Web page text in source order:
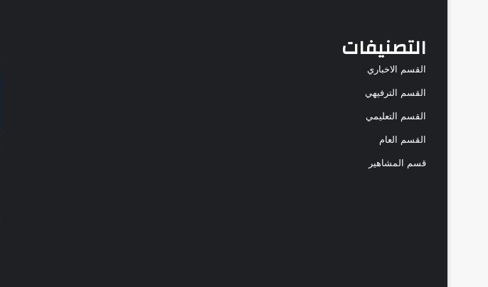
التصنيفات
القسم الاخباري
القسم الترفيهي
القسم التعليمي
القسم العام
قسم المشاهير